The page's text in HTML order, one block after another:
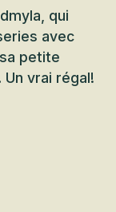
qui
avec
petite
vrai régal!